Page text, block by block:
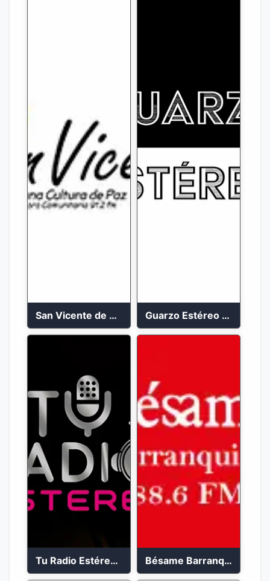
San Vicente de Chucuri 91.2 FM Guarzo Estéreo 24/7
Tu Radio Estéreo 24/7 Bésame Barranquilla en vivo 88.6 FM